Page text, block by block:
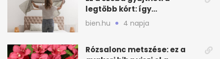
legtöbb kórt: így
mélytisztítsd otthon
bien.hu 4 napja
Rózsalonc metszése: ez a